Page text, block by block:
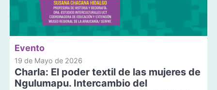
Evento
19 de Mayo de 2026
Charla: El poder textil de las mujeres de
Ngulumapu. Intercambio del